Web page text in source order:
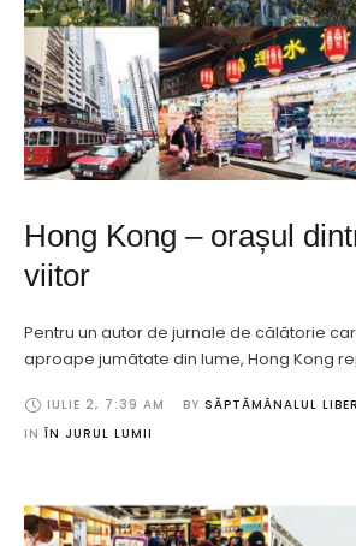
Hong Kong – orașul
viitor
Pentru un autor de jurnale de călătorie
aproape jumătate din lume, Hong Kong
IULIE 2, 7:39 AM BY SĂPTĂMÂNALUL
IN ÎN JURUL LUMII